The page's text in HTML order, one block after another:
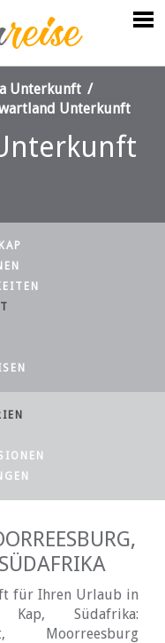
Unterkunft /
Unterkunft
für Ihren Urlaub in
Kap, Südafrika:
Moorreesburg